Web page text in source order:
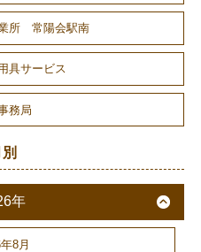
所 常陽会駅南
具サービス
務局
別
年
8月